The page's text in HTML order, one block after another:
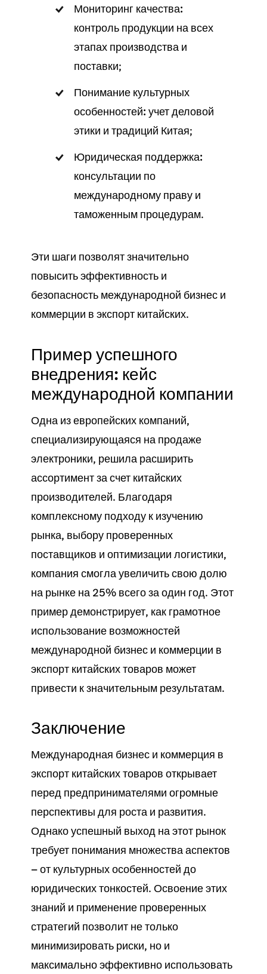
Мониторинг качества:
контроль продукции на всех
этапах производства и
поставки;
Понимание культурных
особенностей: учет деловой
этики и традиций Китая;
Юридическая поддержка:
консультации по
международному праву и
таможенным процедурам.
Эти шаги позволят значительно
повысить эффективность и
безопасность международной бизнес и
коммерции в экспорт китайских.
Пример успешного
внедрения: кейс
международной компании
Одна из европейских компаний,
специализирующаяся на продаже
электроники, решила расширить
ассортимент за счет китайских
производителей. Благодаря
комплексному подходу к изучению
рынка, выбору проверенных
поставщиков и оптимизации логистики,
компания смогла увеличить свою долю
на рынке на 25% всего за один год. Этот
пример демонстрирует, как грамотное
использование возможностей
международной бизнес и коммерции в
экспорт китайских товаров может
привести к значительным результатам.
Заключение
Международная бизнес и коммерция в
экспорт китайских товаров открывает
перед предпринимателями огромные
перспективы для роста и развития.
Однако успешный выход на этот рынок
требует понимания множества аспектов
— от культурных особенностей до
юридических тонкостей. Освоение этих
знаний и применение проверенных
стратегий позволит не только
минимизировать риски, но и
максимально эффективно использовать